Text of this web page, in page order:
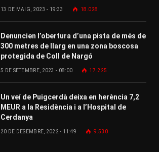
13 DE MAIG, 2023 - 19:33 18.028
Denuncien l’obertura d’una pista de més de
300 metres de llarg en una zona boscosa
protegida de Coll de Nargó
5 DE SETEMBRE, 2023 - 08:00 17.225
Un veí de Puigcerdà deixa en herència 7,2
MEUR a la Residència i a l’Hospital de
Cerdanya
20 DE DESEMBRE, 2022 - 11:49 9.530